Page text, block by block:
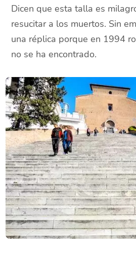
Dicen que esta talla es
resucitar a los muertos. Sin
una réplica porque en 1994
no se ha encontrado.